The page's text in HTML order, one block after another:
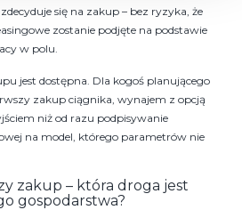
się na zakup – bez ryzyka, że
zostanie podjęte na podstawie
w polu.
jest dostępna. Dla kogoś planującego
zakup ciągnika, wynajem z opcją
niż od razu podpisywanie
na model, którego parametrów nie
zakup – która droga jest
gospodarstwa?